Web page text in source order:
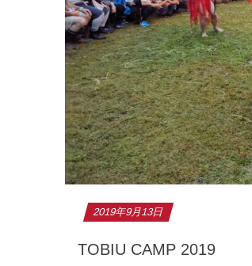
2019年9月13日
TOBIU CAMP 2019